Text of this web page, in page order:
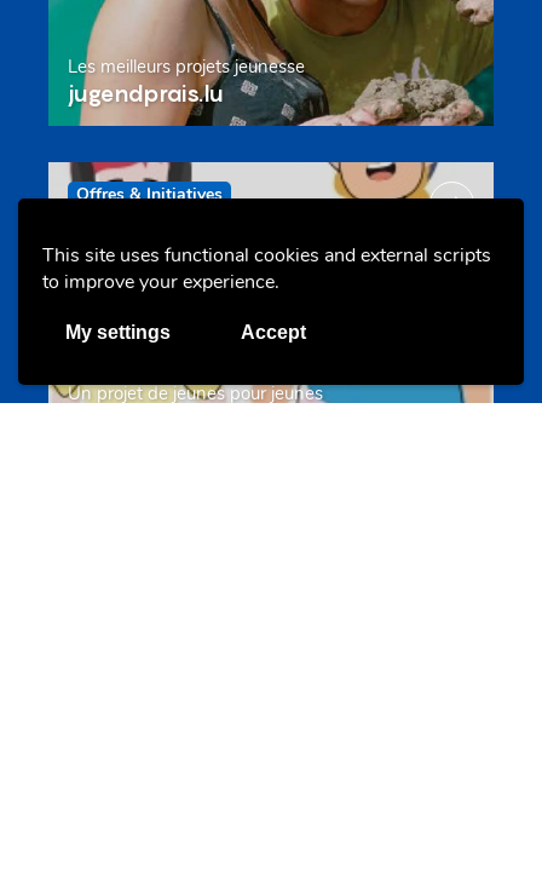
This site uses functional cookies and external scripts
to improve your experience.
My settings Accept
Les meilleurs projets jeunesse
jugendprais.lu
Offres & Initiatives
Un projet de jeunes pour jeunes